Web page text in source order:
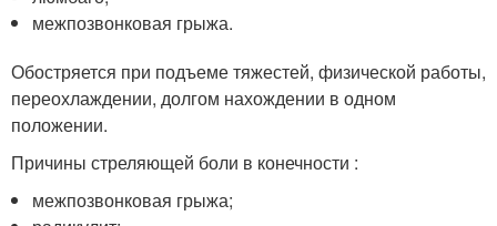
межпозвонковая грыжа.
Обостряется при подъеме тяжестей, физической работы,
переохлаждении, долгом нахождении в одном
положении.
Причины стреляющей боли в конечности :
межпозвонковая грыжа;